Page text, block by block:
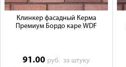
Клинкер фасадный Керма
Премиум Бордо каре WDF
91.00 руб.за штуку